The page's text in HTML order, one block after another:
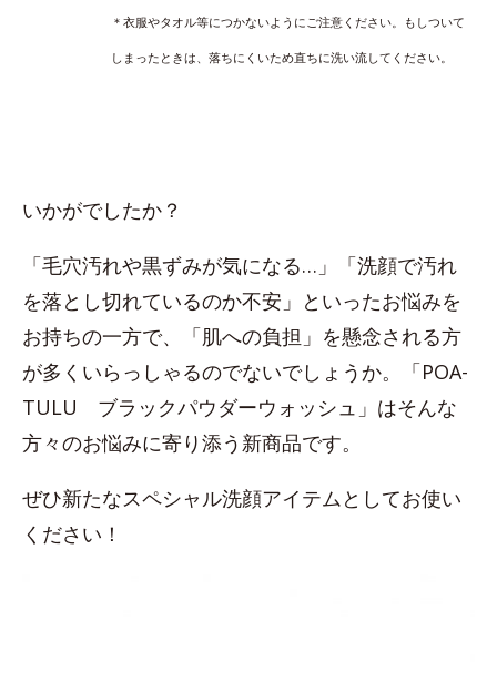
＊衣服やタオル等につかないようにご注意ください。もしついて
しまったときは、落ちにくいため直ちに洗い流してください。
いかがでしたか？
「毛穴汚れや黒ずみが気になる…」「洗顔で汚れ
を落とし切れているのか不安」といったお悩みを
お持ちの一方で、「肌への負担」を懸念される方
が多くいらっしゃるのでないでしょうか。「POA-
TULU ブラックパウダーウォッシュ」はそんな
方々のお悩みに寄り添う新商品です。
ぜひ新たなスペシャル洗顔アイテムとしてお使い
ください！